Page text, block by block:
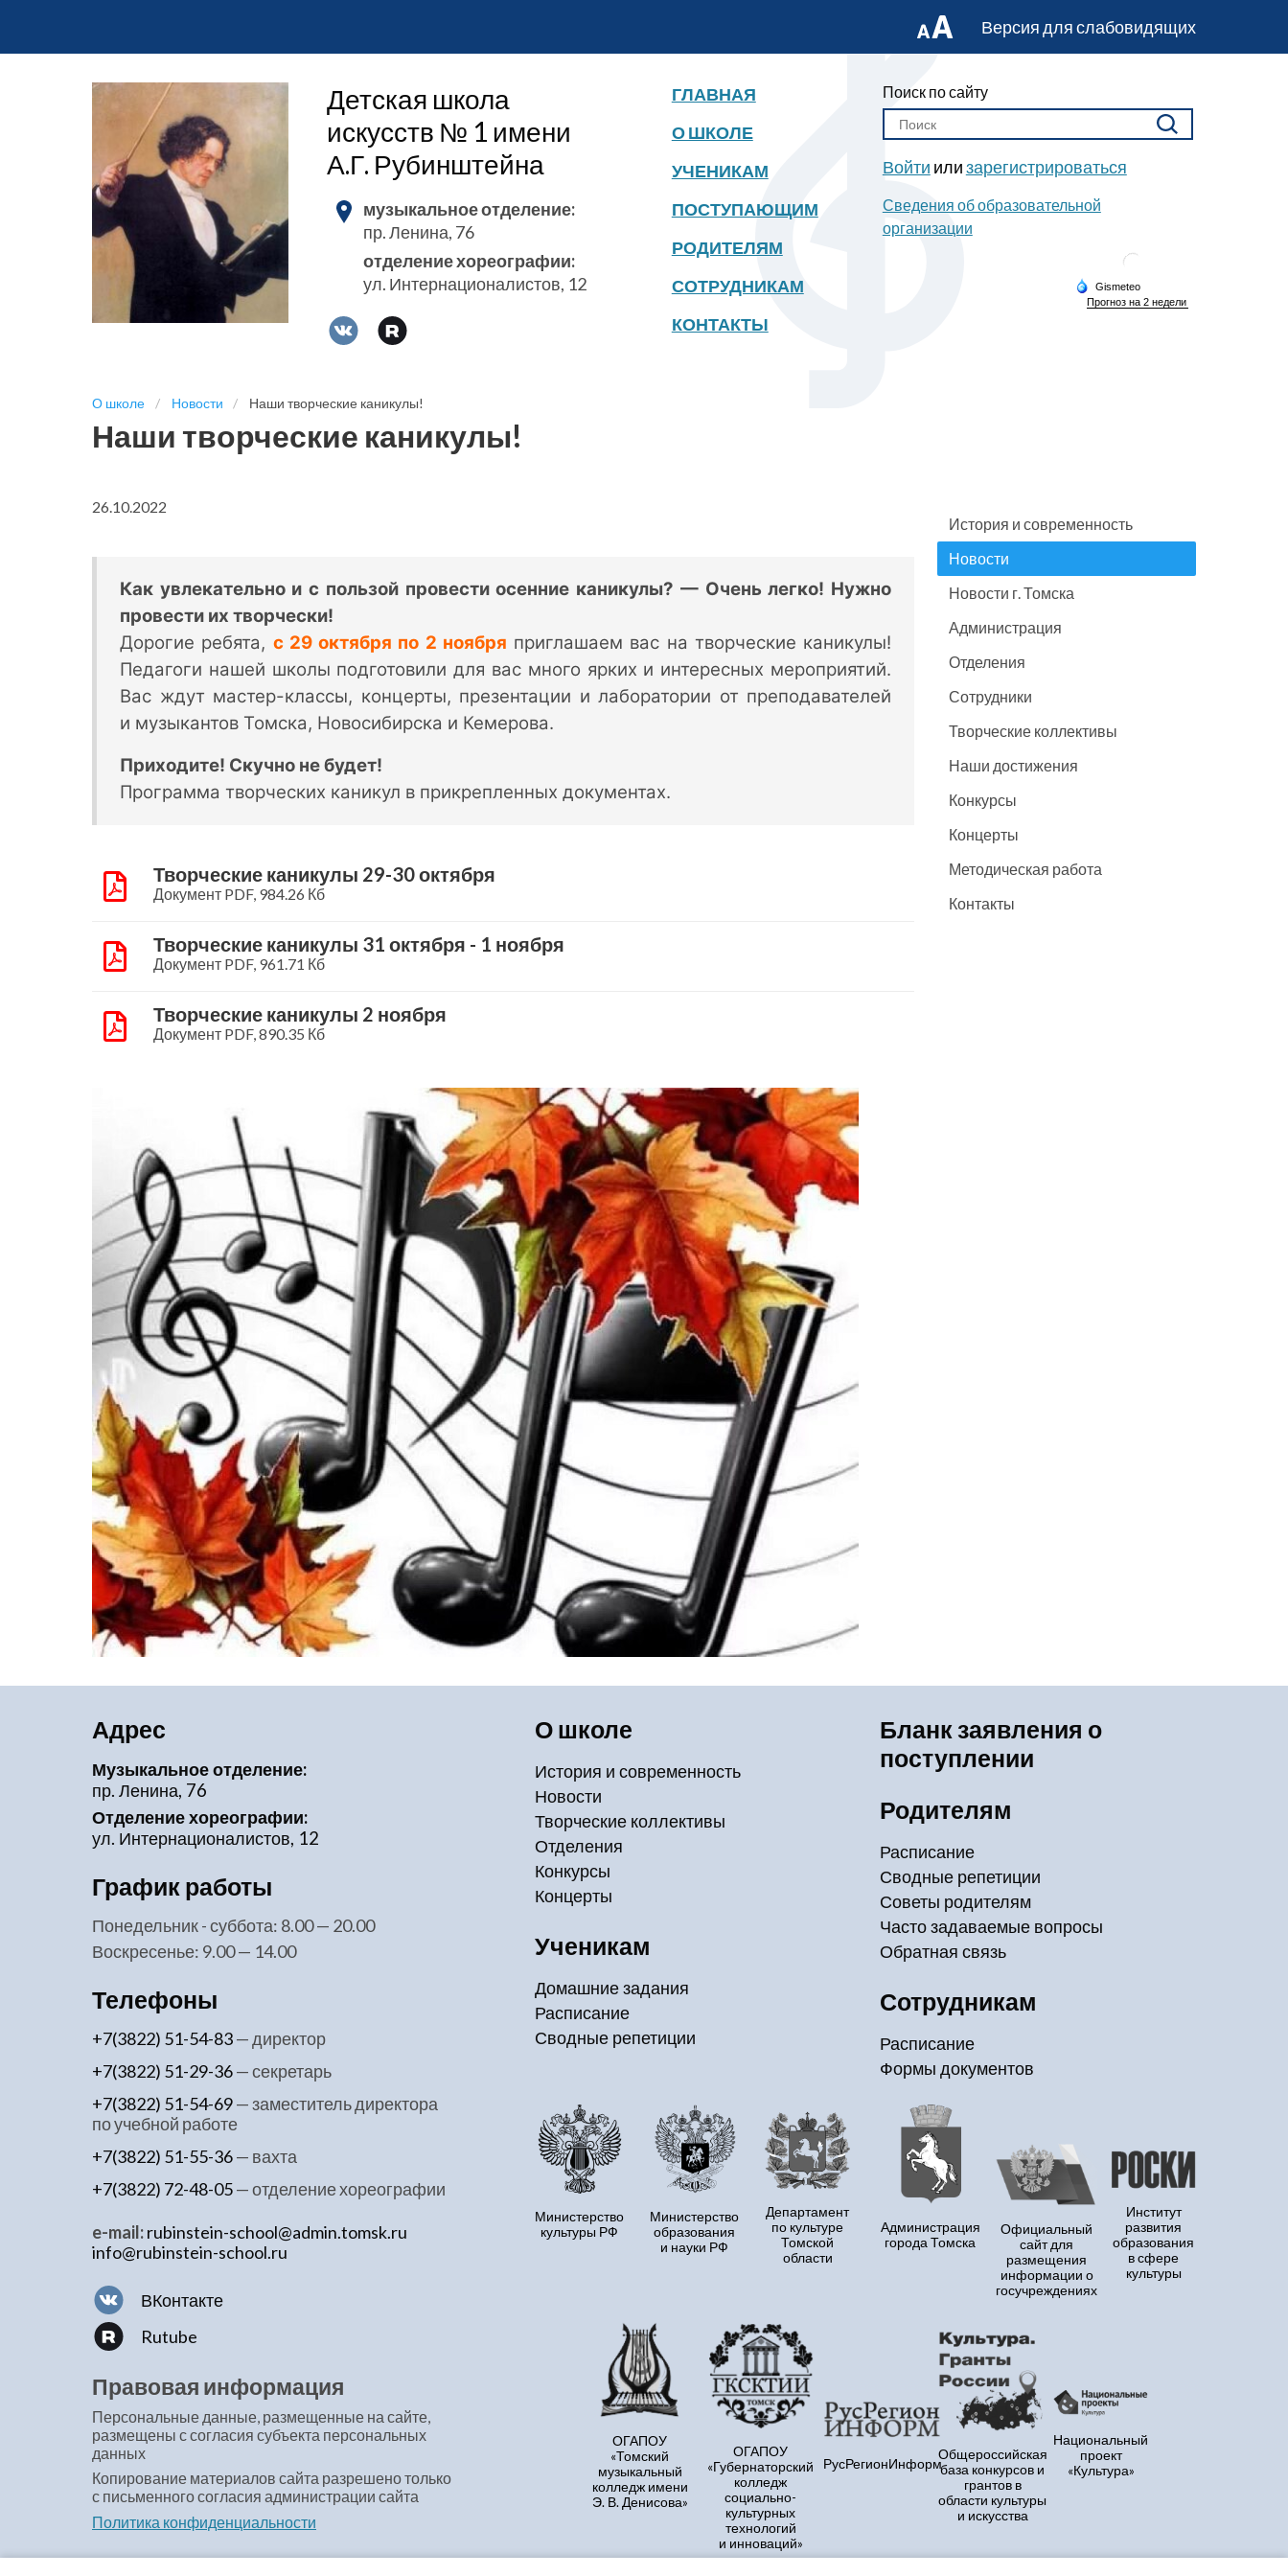
Версия для слабовидящих
Детская школа
искусств № 1 имени
А.Г. Рубинштейна
музыкальное отделение:
пр. Ленина, 76
отделение хореографии:
ул. Интернационалистов, 12
ГЛАВНАЯ
О ШКОЛЕ
УЧЕНИКАМ
ПОСТУПАЮЩИМ
РОДИТЕЛЯМ
СОТРУДНИКАМ
КОНТАКТЫ
Поиск по сайту
Войти илизарегистрироваться
Сведения об образовательной
организации
О школе Новости Наши творческие каникулы!
Наши творческие каникулы!
26.10.2022
Как увлекательно и с пользой провести осенние каникулы? — Очень легко! Нужно
провести их творчески!
Дорогие ребята, с 29 октября по 2 ноября приглашаем вас на творческие каникулы!
Педагоги нашей школы подготовили для вас много ярких и интересных мероприятий.
Вас ждут мастер-классы, концерты, презентации и лаборатории от преподавателей
и музыкантов Томска, Новосибирска и Кемерова.
Приходите! Скучно не будет!
Программа творческих каникул в прикрепленных документах.
Творческие каникулы 29-30 октября
Документ PDF, 984.26 Кб
Творческие каникулы 31 октября - 1 ноября
Документ PDF, 961.71 Кб
Творческие каникулы 2 ноября
Документ PDF, 890.35 Кб
История и современность
Новости
Новости г. Томска
Администрация
Отделения
Сотрудники
Творческие коллективы
Наши достижения
Конкурсы
Концерты
Методическая работа
Контакты
Адрес
Музыкальное отделение:
пр. Ленина, 76
Отделение хореографии:
ул. Интернационалистов, 12
График работы
понедельник - суббота: 8.00 — 20.00
воскресенье: 9.00 — 14.00
Телефоны
+7(3822) 51-54-83— директор
+7(3822) 51-29-36— секретарь
+7(3822) 51-54-69— заместитель директора
по учебной работе
+7(3822) 51-55-36— вахта
+7(3822) 72-48-05— отделение хореографии
e-mail:rubinstein-school@admin.tomsk.ru
info@rubinstein-school.ru
ВКонтакте
Rutube
Правовая информация
Персональные данные, размещенные на сайте,
размещены с согласия субъекта персональных
данных
Копирование материалов сайта разрешено только
с письменного согласия администрации сайта
Политика конфиденциальности
О школе
История и современность
Новости
Творческие коллективы
Отделения
Конкурсы
Концерты
Ученикам
Домашние задания
Расписание
Сводные репетиции
Бланк заявления о
поступлении
Родителям
Расписание
Сводные репетиции
Советы родителям
Часто задаваемые вопросы
Обратная связь
Сотрудникам
Расписание
Формы документов
Министерство
культуры РФ
Министерство
образования
и науки РФ
Департамент
по культуре
Томской
области
Администрация
города Томска
Официальный
сайт для
размещения
информации о
госучреждениях
Институт
развития
образования
в сфере
культуры
ОГАПОУ
«Томский
музыкальный
колледж имени
Э. В. Денисова»
ОГАПОУ
«Губернаторский
колледж
социально-
культурных
технологий
и инноваций»
РусРегионИнформ
Общероссийская
база конкурсов и
грантов в
области культуры
и искусства
Национальный
проект
«Культура»